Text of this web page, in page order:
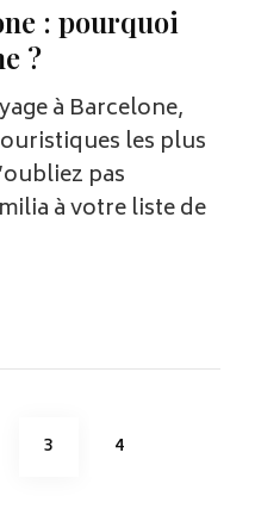
: pourquoi
?
à Barcelone,
les plus
pas
à votre liste de
PAGE
3 PAGE
4